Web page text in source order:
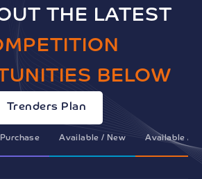
THE LATEST
BELOW
Available / New Available /
Trenders Plan